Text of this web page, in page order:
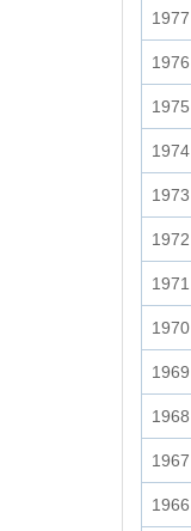
1977
1976
1975
1974
1973
1972
1971
1970
1969
1968
1967
1966